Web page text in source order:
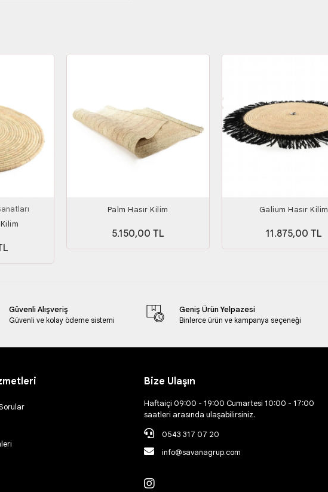
Palm Hasır Kilim
5.150,00 TL
Galium Hasır Kilim
11.875,00 TL
Güvenli Alışveriş
Güvenli ve kolay ödeme sistemi
Geniş Ürün Yelpazesi
Binlerce ürün ve kampanya seçeneği
Bize Ulaşın
Haftaiçi 09:00 - 19:00 Cumartesi 10:00 - 17:00
saatleri arasında ulaşabilirsiniz.
0543 317 07 20
info@savanagrup.com